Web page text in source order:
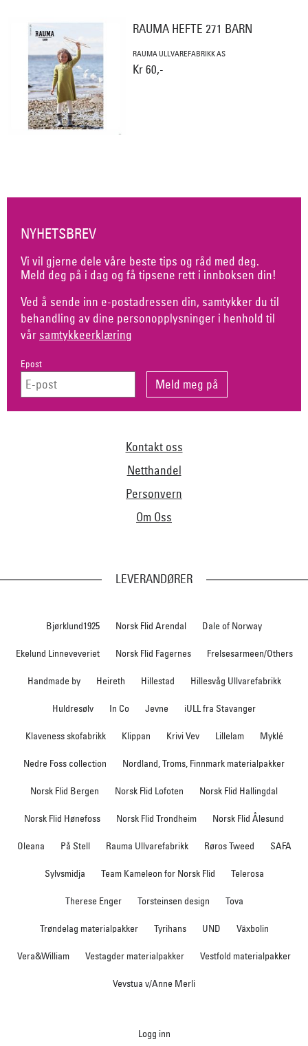
RAUMA HEFTE 271 BARN
RAUMA ULLVAREFABRIKK AS
Kr 60,-
NYHETSBREV
Vi vil gjerne dele våre beste tips og råd med deg.
Meld deg på i dag og få tipsene rett i innboksen din!
Ved å sende inn e-postadressen din, samtykker du til
behandling av dine personopplysninger i henhold til
vår samtykkeerklæring
Epost
Kontakt oss
Netthandel
Personvern
Om Oss
LEVERANDØRER
Bjørklund1925 Norsk Flid Arendal Dale of Norway
Ekelund Linneveveriet Norsk Flid Fagernes Frelsesarmeen/Others
Handmade by Heireth Hillestad Hillesvåg Ullvarefabrikk
Huldresølv In Co Jevne iULL fra Stavanger
Klaveness skofabrikk Klippan Krivi Vev Lillelam Myklé
Nedre Foss collection Nordland, Troms, Finnmark materialpakker
Norsk Flid Bergen Norsk Flid Lofoten Norsk Flid Hallingdal
Norsk Flid Hønefoss Norsk Flid Trondheim Norsk Flid Ålesund
Oleana På Stell Rauma Ullvarefabrikk Røros Tweed SAFA
Sylvsmidja Team Kameleon for Norsk Flid Telerosa
Therese Enger Torsteinsen design Tova
Trøndelag materialpakker Tyrihans UND Växbolin
Vera&William Vestagder materialpakker Vestfold materialpakker
Vevstua v/Anne Merli
Logg inn